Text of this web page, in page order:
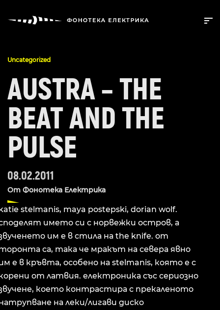
Uncategorized
AUSTRA – THE
BEAT AND THE
PULSE
08.02.2011
От Фонотека Електрика
stelmanis, maya postepski, dorian wolf.
името си с норвежки остров, а
им е в стила на the knife. от
са, така че мракът на севера явно
е в кръвта, особено на stelmanis, която е с
от латвия. електроника със сериозно
което контрастира с прекаленото
на леки/лигави диско